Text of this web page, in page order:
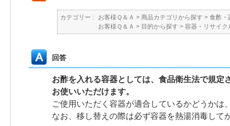
カテゴリー : お客様Ｑ＆Ａ > 商品カテゴリから探す > 食酢・
お客様Ｑ＆Ａ > 目的から探す > 容器・リサイク
回答
お酢を入れる容器としては、食品衛生法で規
お使いいただけます。
ご使用いただく容器が適合しているかどうかは
なお、移し替えの際は必ず容器を熱湯消毒して